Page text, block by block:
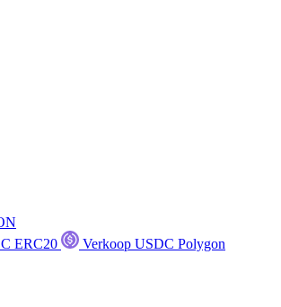
ERC20
Verkoop USDC Polygon